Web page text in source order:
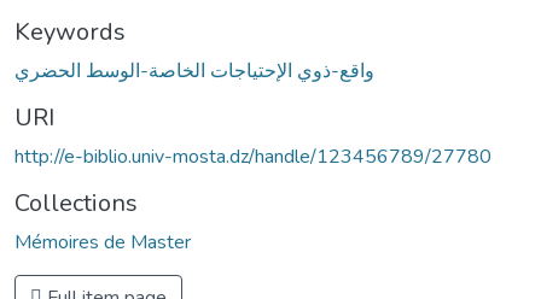
Keywords
واقع-ذوي الإحتياجات الخاصة-الوسط الحضري
URI
http://e-biblio.univ-mosta.dz/handle/123456789/27780
Collections
Mémoires de Master